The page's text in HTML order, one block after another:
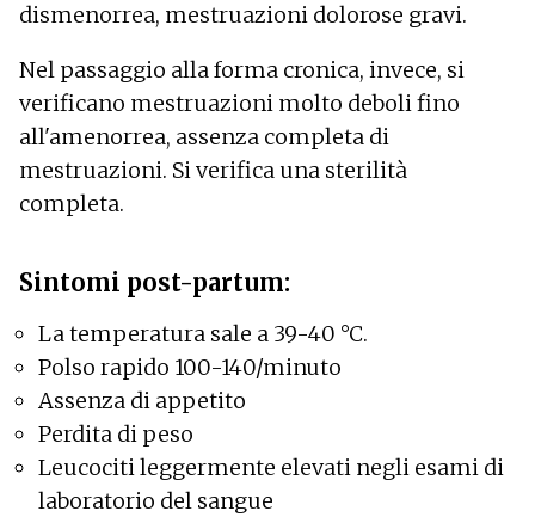
dismenorrea, mestruazioni dolorose gravi.
Nel passaggio alla forma cronica, invece, si
verificano mestruazioni molto deboli fino
all'amenorrea, assenza completa di
mestruazioni. Si verifica una sterilità
completa.
Sintomi post-partum:
La temperatura sale a 39-40 °C.
Polso rapido 100-140/minuto
Assenza di appetito
Perdita di peso
Leucociti leggermente elevati negli esami di
laboratorio del sangue